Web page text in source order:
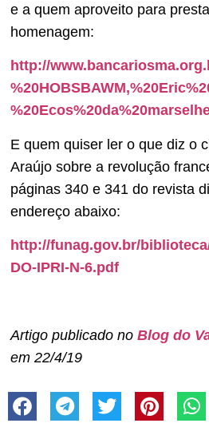
e a quem aproveito para
homenagem:
http://
E quem quiser ler o que diz o
Araújo sobre a revolução
páginas 340 e 341 do revista
endereço abaixo:
http://funag.gov.br/
DO-IPRI-N-6.pdf
Artigo publicado no Blog do
em 22/4/19